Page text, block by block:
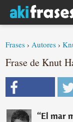
Frases ›Autores ›
Frase de Knut
“El mar